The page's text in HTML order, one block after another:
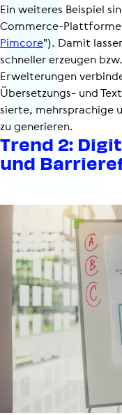
Ein weiteres Beispiel
Commerce-
Pimcore"). Damit
schneller erzeugen
Erweiterungen
Übersetzungs- und
sierte, mehrsprachige
zu generieren.
Trend 2:
und